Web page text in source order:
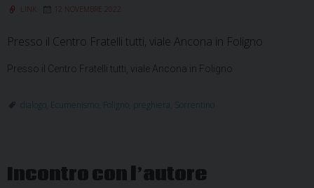
LINK 12 NOVEMBRE 2022
Presso il Centro Fratelli tutti, viale Ancona in Foligno
Presso il Centro Fratelli tutti, viale Ancona in Foligno
dialogo Ecumenismo Foligno preghiera Sorrentino
Incontro con l’autore